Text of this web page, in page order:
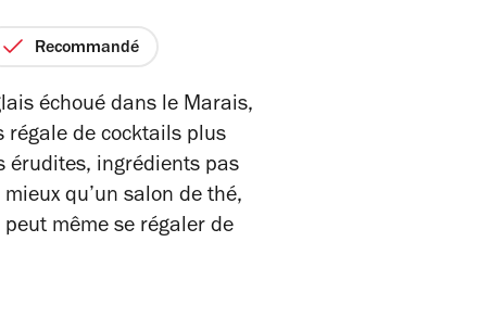
Recommandé
échoué dans le Marais,
régale de cocktails plus
érudites, ingrédients pas
qu’un salon de thé,
même se régaler de